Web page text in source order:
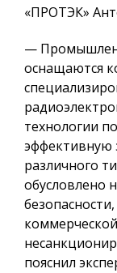
«ПРОТЭК»
—
оснащаются
технологии
эффективную
различного
обусловлено
пояснил